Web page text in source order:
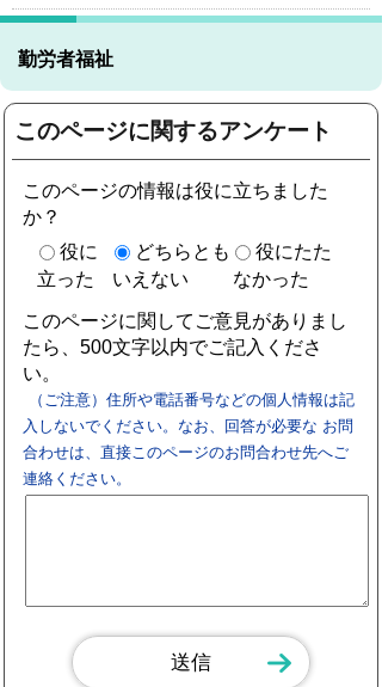
勤労者福祉
このページに関するアンケート
このページの情報は役に立ちました
か？
役に
立った
どちらとも
いえない
役にたた
なかった
このページに関してご意見がありまし
たら、500文字以内でご記入くださ
い。
（ご注意）住所や電話番号などの個人情報は記
入しないでください。なお、回答が必要な お問
合わせは、直接このページのお問合わせ先へご
連絡ください。